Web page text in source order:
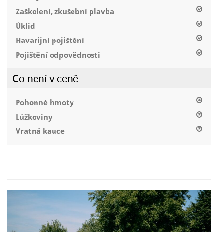
Zaškolení, zkušební plavba
Úklid
Havarijní pojištění
Pojištění odpovědnosti
Co není v ceně
Pohonné hmoty
Lůžkoviny
Vratná kauce